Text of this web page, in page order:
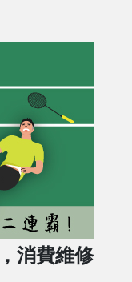
消費維修